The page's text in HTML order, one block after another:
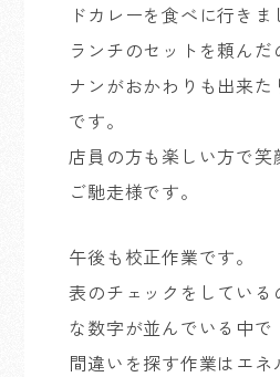
ドカレーを食べに行きま
ランチのセットを頼んだ
ナンがおかわりも出来
です。
店員の方も楽しい方で笑
ご馳走様です。
午後も校正作業です。
表のチェックをしている
な数字が並んでいる中で
間違いを探す作業はエ